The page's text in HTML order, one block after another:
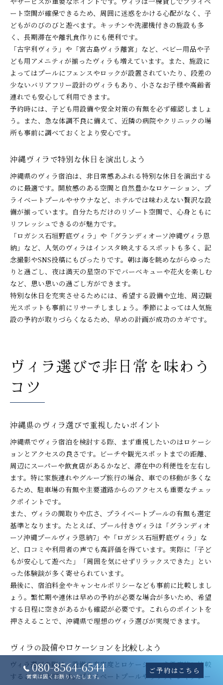
ート空間が確保できるため、周囲に迷惑をかける心配がなく、子
どもがのびのびと遊べます。キッチンや洗濯機付きの施設も多
く、長期滞在や離乳食作りにも便利です。
「古宇利ヴィラ」や「宮古島ヴィラ離宮」など、ベビー用品や子
ども用アメニティが揃ったヴィラも増えています。また、施設に
よってはプールにフェンスやロックが設置されていたり、段差の
少ないバリアフリー設計のヴィラもあり、小さなお子様や高齢者
連れでも安心して利用できます。
予約時には、子ども用設備や安全対策の有無を必ず確認しましょ
う。また、急な体調不良に備えて、近隣の病院やクリニックの場
所も事前に調べておくとより安心です。
沖縄ヴィラで特別な休日を演出しよう
沖縄県のヴィラ宿泊は、非日常感あふれる特別な休日を演出する
のに最適です。開放感のある空間と自然豊かなロケーション、プ
ライベートプールやサウナなど、ホテルでは味わえない贅沢な設
備が揃っています。自分たちだけのリゾート空間で、心身ともに
リフレッシュできるのが魅力です。
「ロガシス石垣野底ヴィラ」や「グランディオーソ沖縄ヴィラ恩
納」など、人気のヴィラはインスタ映えするスポットも多く、記
念撮影やSNS投稿にもぴったりです。朝は海を眺めながらゆった
りと過ごし、夜は満天の星空の下でバーベキューや花火を楽しむ
など、思い思いの過ごし方ができます。
特別な休日を充実させるためには、希望する設備や立地、周辺観
光スポットも事前にリサーチしましょう。季節によっては人気施
設の予約が取りづらくなるため、早めの計画が成功のカギです。
ヴィラ選びで非日常を味わう
コツ
沖縄県のヴィラ選びで重視したいポイント
沖縄県でヴィラ宿泊を検討する際、まず重視したいのはロケーシ
ョンとアクセスの良さです。ビーチや観光スポットまでの距離、
周辺にスーパーや飲食店があるかなど、滞在中の利便性を左右し
ます。特に家族連れやグループ旅行の場合、車での移動が多くな
るため、駐車場の有無や主要道路からのアクセスも重要なチェッ
クポイントです。
また、ヴィラの間取りや広さ、プライベートプールの有無も選定
基準となります。たとえば、プール付きヴィラは「グランディオ
ーソ沖縄プールヴィラ恩納7」や「ロガシス石垣野底ヴィラ」な
ど、口コミや利用者の声でも高評価を得ています。実際に「子ど
もが安心して遊べた」「周囲を気にせずリラックスできた」とい
った体験談が多く寄せられています。
最後に、宿泊料金やキャンセルポリシーなども事前に比較しまし
ょう。繁忙期や連休は早めの予約が必要な場合が多いため、希望
する日程に空きがあるかも確認が必要です。これらのポイントを
押さえることで、沖縄県で理想のヴィラ選びが実現できます。
ヴィラの設備やロケーションを比較しよう
ヴィラ選びの際は、設備の充実度とロケーションを徹底的に比較
することが大切です。プライベートプールやサウナ、ジャグジー
080-8564-6544
営業は固くお断りいたします。
ご予約はこちら